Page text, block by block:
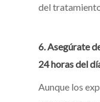
del
6. Asegúrate
24 horas del
Aunque los